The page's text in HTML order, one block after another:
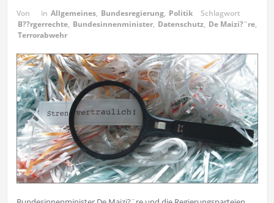
Von in Allgemeines, Bundesregierung, Politik
Schlagwort
B??rgerrechte, Bundesinnenminister, Datenschutz, De Maizi?¨re,
Terrorabwehr